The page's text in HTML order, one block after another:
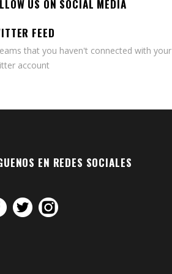
US ON SOCIAL MEDIA
FEED
that you haven't connected with your
account
EN REDES SOCIALES